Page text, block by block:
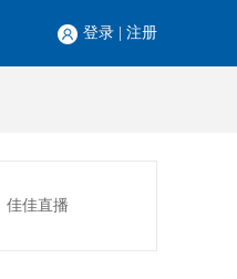
登录 注册
佳佳直播